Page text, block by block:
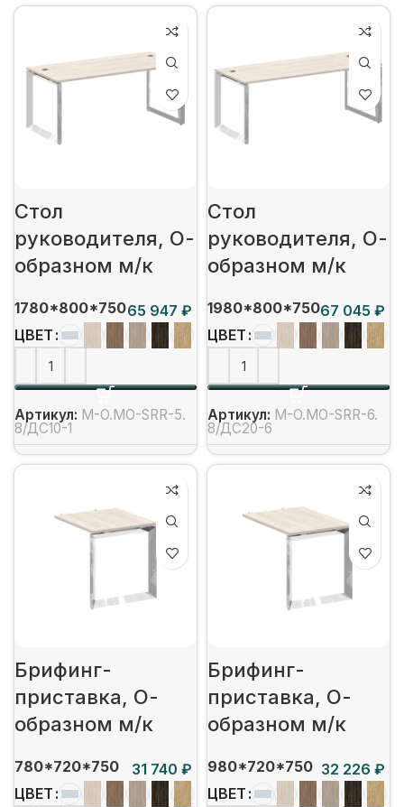
Стол
руководителя, О-
образном м/к
1780*800*750
₽
ЦВЕТ
Артикул: M-O.MO-SRR-5.
8/ДС10-1
Стол
руководителя, О-
образном м/к
1980*800*750
₽
ЦВЕТ
Артикул: M-O.MO-SRR-6.
8/ДС20-6
Брифинг-
приставка, О-
образном м/к
780*720*750
₽
ЦВЕТ
Брифинг-
приставка, О-
образном м/к
980*720*750
₽
ЦВЕТ